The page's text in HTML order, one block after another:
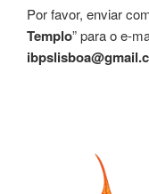
Por favor, enviar
Templo” para o e-